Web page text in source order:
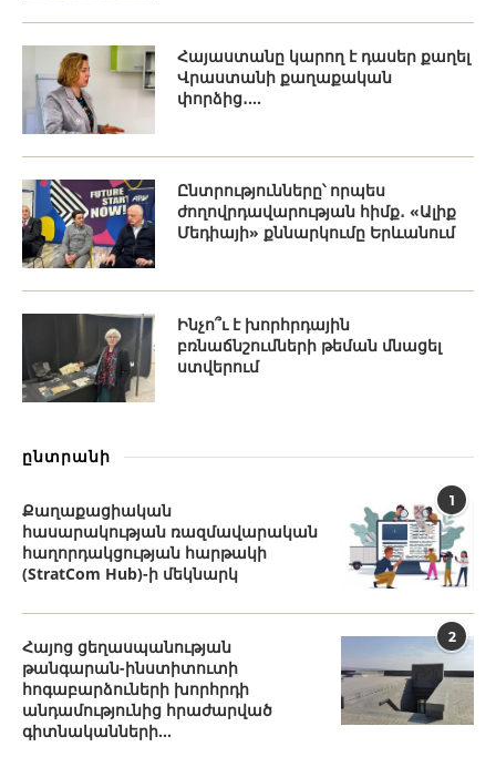
Հայաստանը կարող է դասեր քաղել
Վրաստանի քաղաքական
փորձից․...
Ընտրությունները՝ որպես
ժողովրդավարության հիմք․ «Ալիք
Մեդիայի» քննարկումը Երևանում
Ինչո՞ւ է խորհրդային
բռնաճնշումների թեման մնացել
ստվերում
ընտրանի
1
Քաղաքացիական
հասարակության ռազմավարական
հաղորդակցության հարթակի
(StratCom Hub)-ի մեկնարկ
2
Հայոց ցեղասպանության
թանգարան-ինստիտուտի
հոգաբարձուների խորհրդի
անդամությունից հրաժարված
գիտնականների...